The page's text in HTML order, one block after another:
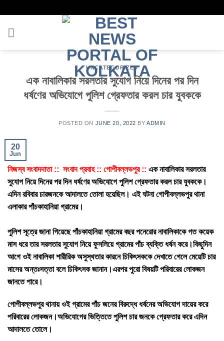
content
UNCATEGORIZED
এক নাবালিকার সরলতার সুযোগ নিয়ে দিনের পর দিন
ধর্ষণের অভিযোগে পুলিশ গ্রেফতার করল চার যুবককে
POSTED ON JUNE 20, 2022 BYADMIN
20
Jun
নিজস্ব সংবাদদাতা :: সংবাদ প্রবাহ :: গোপীবল্লভপুর :: এক নাবালিকার সরলতার
সুযোগ নিয়ে দিনের পর দিন ধর্ষণের অভিযোগে পুলিশ গ্রেফতার করল চার যুবককে।
এদিন রবিবার চারজনকে আদালতে তোলা হয়েছিল। এই ঘটনা গোপীবল্লভপুর থানা
এলাকার পাঁচকাহানিয়া গ্রামের।
পুলিশ সূত্রে জানা গিয়েছে পাঁচকাহানিয়া গ্রামের বছর পনেরোর নাবালিকাকে গত কয়েক
মাস ধরে তার সরলতার সুযোগ নিয়ে ফুসলিয়ে গ্রামের পাঁচ ব্যক্তি ধর্ষন করে।কিছুদিন
আগে ওই নাবালিকা শারীরিক অসুস্থতার কারনে চিকিৎসককে দেখাতে গেলে মেয়েটি চার
মাসের অন্তঃসত্তা বলে চিকিৎসক জানান।এরপর পুরো বিষয়টি পরিবারের লোকজন
জানতে পারে।
গোপীবল্লভপুর থানায় ওই গ্রামের পাঁচ জনের বিরুদ্ধে ধর্ষনের অভিযোগ দায়ের করে
পরিবারের লোকজন।অভিযোগের ভিত্তিতে পুলিশ চার জনকে গ্রেফতার করে এদিন
আদালতে তোলে।